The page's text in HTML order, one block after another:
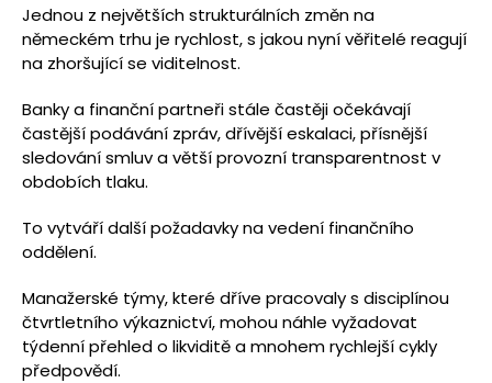
Jednou z největších strukturálních změn na
německém trhu je rychlost, s jakou nyní věřitelé reagují
na zhoršující se viditelnost.
Banky a finanční partneři stále častěji očekávají
častější podávání zpráv, dřívější eskalaci, přísnější
sledování smluv a větší provozní transparentnost v
obdobích tlaku.
To vytváří další požadavky na vedení finančního
oddělení.
Manažerské týmy, které dříve pracovaly s disciplínou
čtvrtletního výkaznictví, mohou náhle vyžadovat
týdenní přehled o likviditě a mnohem rychlejší cykly
předpovědí.